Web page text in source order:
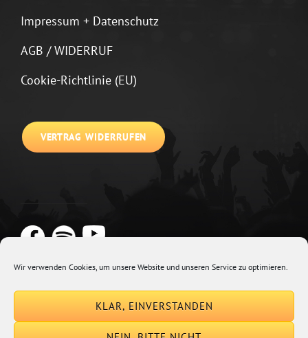
Wir verwenden Cookies, um unsere Website und unseren Service zu optimieren.
KLAR, EINVERSTANDEN
Impressum + Datenschutz
AGB / WIDERRUF
Cookie-Richtlinie (EU)
VERTRAG WIDERRUFEN
Euphony By Catch Themes